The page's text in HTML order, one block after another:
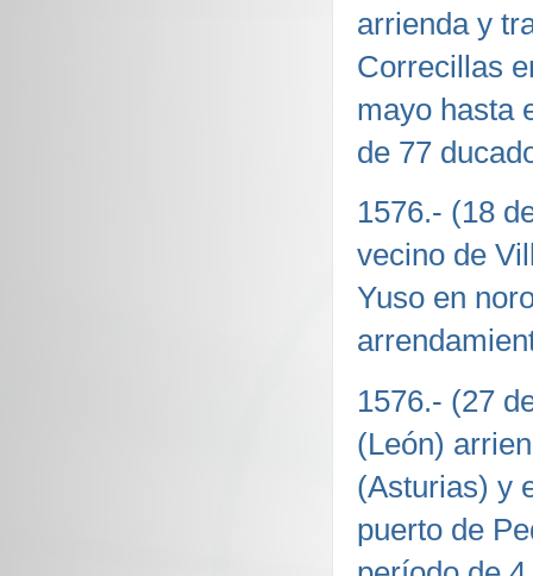
arrienda y
Correcillas
mayo hasta
de 77
1576.- (18
vecino de
Yuso en
1576.- (27
(León)
(Asturias) y
puerto de